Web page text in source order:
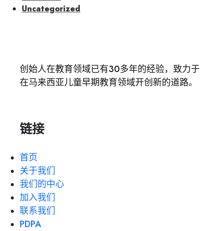
Uncategorized
创始人在教育领域已有30多年的经验，致力于
在马来西亚儿童早期教育领域开创新的道路。
链接
首页
关于我们
我们的中心
加入我们
联系我们
PDPA